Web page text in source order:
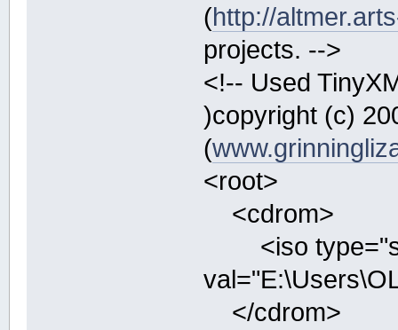
(http://
projects. -->
<!-- Used
)copyright (c)
(
<root>
<cdrom>
<iso
</cdrom>